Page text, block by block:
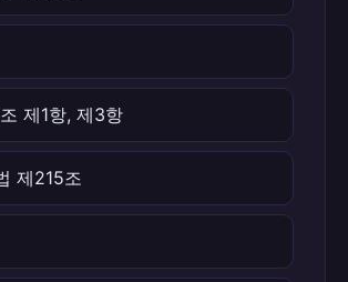
제1항, 제3항
제215조